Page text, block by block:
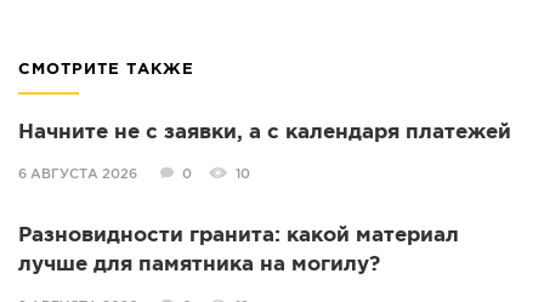
СМОТРИТЕ ТАКЖЕ
Начните не с заявки, а с календаря платежей
6 АВГУСТА 2026 0 10
Разновидности гранита: какой материал
лучше для памятника на могилу?